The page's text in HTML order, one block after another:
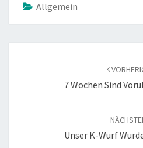
Allgemein
7 Wochen Sind
Unser K-Wurf